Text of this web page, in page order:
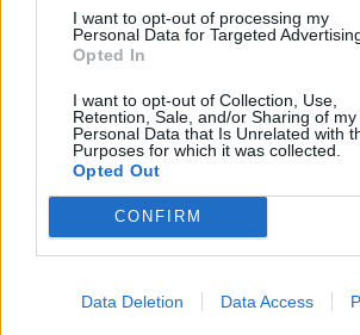
I want to opt-out of processing my
Personal Data for Targeted
Opted In
I want to opt-out of Collection, Use,
Retention, Sale, and/or Sharing of my
Personal Data that Is Unrelated with
Purposes for which it was collected.
Opted Out
CONFIRM
Data Deletion Data Access
Ενισχύθηκαν οι πυροσβεστικές
σε αγροτοδασική έκταση στο Στεφάνι
Χανιά: «4 Εποχές στον Δήμο Πλατανιά» -
Ομαδικής Έκθεσης Ζωγραφικής &
Μαρκόπουλο Αττικής